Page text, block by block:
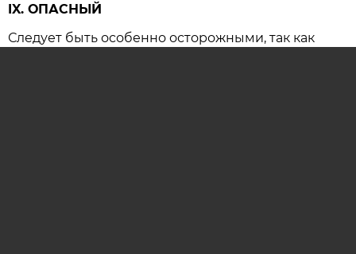
IX. ОПАСНЫЙ
Следует быть особенно осторожными, так как